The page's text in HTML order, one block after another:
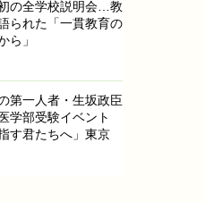
の全学校説明会…教
られた「一貫教育の
ら」
第一人者・生坂政臣
学部受験イベント
す君たちへ」東京